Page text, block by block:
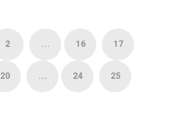
2 ... 16 17
20 ... 24 25